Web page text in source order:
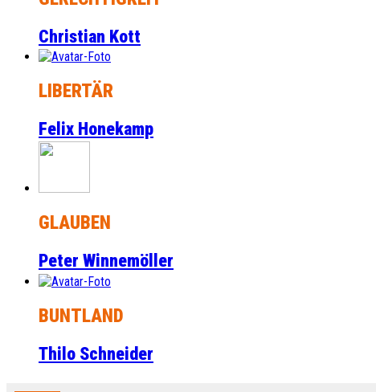
Christian Kott
LIBERTÄR
Felix Honekamp
GLAUBEN
Peter Winnemöller
BUNTLAND
Thilo Schneider